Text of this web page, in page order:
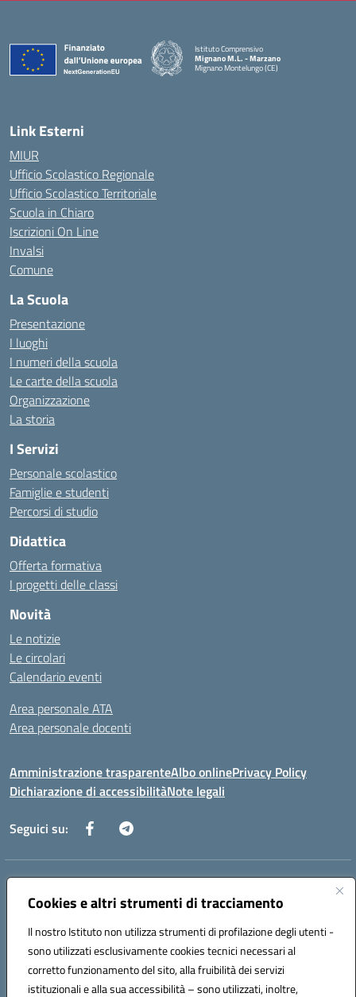
Cookies e altri strumenti di tracciamento
Il nostro Istituto non utilizza strumenti di profilazione degli utenti -
sono utilizzati esclusivamente cookies tecnici necessari al
corretto funzionamento del sito, alla fruibilità dei servizi
istituzionali e alla sua accessibilità – sono utilizzati, inoltre,
Istituto Comprensivo
Mignano M.L. - Marzano
Mignano Montelungo (CE)
— Visita la pagina iniziale della scuola
Link Esterni
MIUR
Ufficio Scolastico Regionale
Ufficio Scolastico Territoriale
Scuola in Chiaro
Iscrizioni On Line
Invalsi
Comune
La Scuola
Presentazione
I luoghi
I numeri della scuola
Le carte della scuola
Organizzazione
La storia
I Servizi
Personale scolastico
Famiglie e studenti
Percorsi di studio
Didattica
Offerta formativa
I progetti delle classi
Novità
Le notizie
Le circolari
Calendario eventi
Area personale ATA
Area personale docenti
Amministrazione trasparenteAlbo onlinePrivacy Policy
Dichiarazione di accessibilitàNote legali
Seguici su:
Indirizzo:
Centralino:0823904424 Email:ceic8ax00c@istruzione.it
Codice fiscale: 95005860614
Codice meccanografico:
CEIC8AX00C
Codice Indice delle Pubbliche Amministrazioni (IPA): icsmm